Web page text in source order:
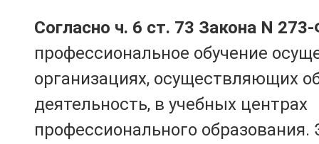
Согласно ч. 6 ст. 73 Закона N
профессиональное обучение
организациях, осуществляющих
деятельность, в учебных центрах
профессионального образования.